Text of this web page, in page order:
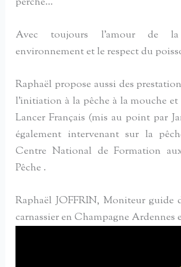
Avec toujours l’amour de
environnement et le respect du
Raphaël propose aussi des
l’initiation à la pêche à la mouche
Lancer Français (mis au point par
également intervenant sur la
Centre National de Formation
Pêche .
Raphaël JOFFRIN, Moniteur guide
carnassier en Champagne Ardennes